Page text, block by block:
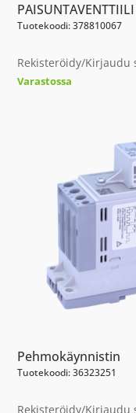
PAISUNTAVENTTIILI
Tuotekoodi: 378810067
Rekisteröidy/Kirjaudu
Varastossa
Pehmokäynnistin
Tuotekoodi: 36323251
Rekisteröidy/Kirjaudu